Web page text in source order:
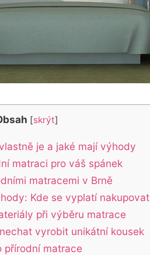
[skrýt]
je a jaké mají výhody
matraci pro váš spánek
matracemi v Brně
Kde se vyplatí nakupovat
při výběru matrace
vyrobit unikátní kousek
přírodní matrace